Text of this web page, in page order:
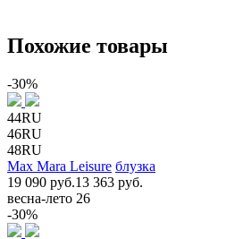
Похожие товары
-30%
44RU
46RU
48RU
Max Mara Leisure блузка
19 090 руб.13 363 руб.
весна-лето 26
-30%